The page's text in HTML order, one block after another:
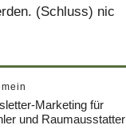
(Schluss) nic
Marketing für
und Raumausstatter